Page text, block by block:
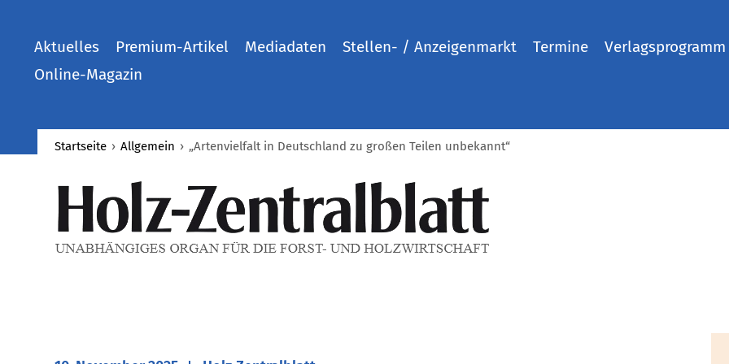
Aktuelles Premium-Artikel Mediadaten Stellen- / Anzeigenmarkt Termine
Verlagsprogramm
Online-Magazin
Startseite › Allgemein › „Artenvielfalt in Deutschland zu großen Teilen unbekannt“